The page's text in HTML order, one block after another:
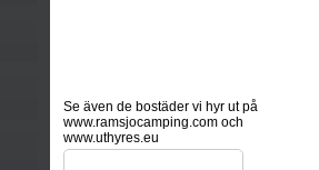
Se även de bostäder vi hyr ut på
www.ramsjocamping.com och
www.uthyres.eu